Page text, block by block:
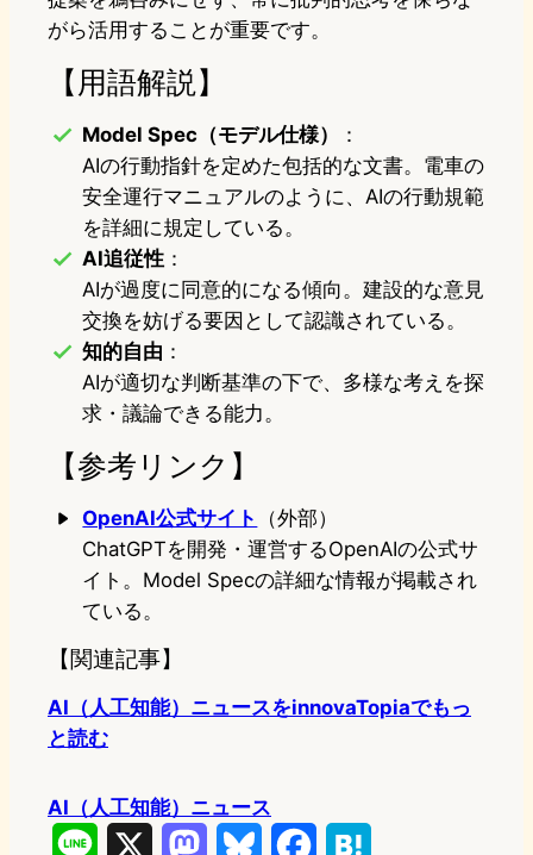
がら活用することが重要です。
【用語解説】
Model Spec（モデル仕様）
：
AIの行動指針を定めた包括的な文書。電車の
安全運行マニュアルのように、AIの行動規範
を詳細に規定している。
AI追従性 ：
AIが過度に同意的になる傾向。建設的な意見
交換を妨げる要因として認識されている。
知的自由 ：
AIが適切な判断基準の下で、多様な考えを探
求・議論できる能力。
【参考リンク】
OpenAI公式サイト
（外部）
ChatGPTを開発・運営するOpenAIの公式サ
イト。Model Specの詳細な情報が掲載され
ている。
【関連記事】
AI（人工知能）ニュースをinnovaTopiaでもっ
と読む
AI（人工知能）ニュース